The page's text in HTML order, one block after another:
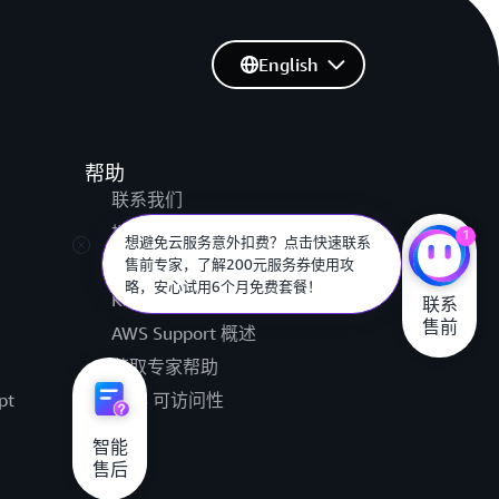
帮助
联系我们
提交支持工单
AWS re:Post
Knowledge Center
AWS Support 概述
获取专家帮助
AWS 可访问性
法律
English
🚀 想用AI但不知道从哪开始？告诉我您
的业务场景——帮您推荐免费就能跑的
方案+购买建议！
1
联系
售前
智能
售后